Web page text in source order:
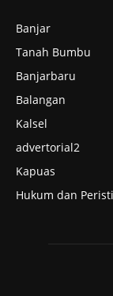
Banjar
Tanah Bumbu
Banjarbaru
Balangan
Kalsel
advertorial2
Kapuas
Hukum dan